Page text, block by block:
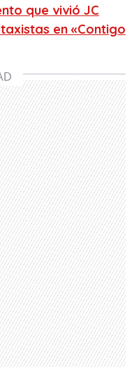
que vivió JC
en «Contigo